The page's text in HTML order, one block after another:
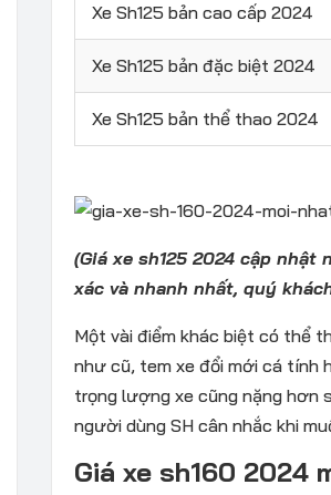
Xe Sh125 bản cao cấp 2024
Xe Sh125 bản đặc biệt 2024
Xe Sh125 bản thể thao 2024
(Giá xe sh125 2024 cập
xác và nhanh nhất, quý
Một vài điểm khác biệt có thể
như cũ, tem xe đổi mới cá tính
trọng lượng xe cũng nặng hơn
người dùng SH cân nhắc khi
Giá xe sh160 2024